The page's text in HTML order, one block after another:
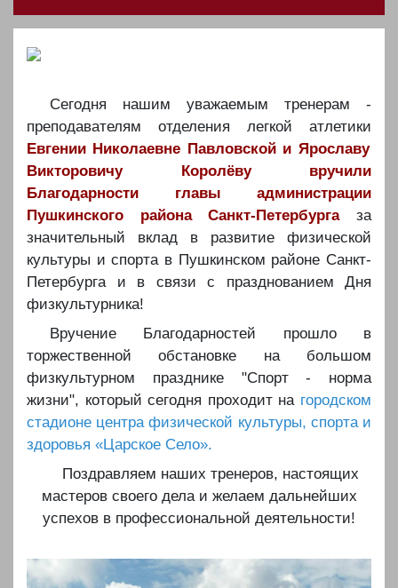
Сегодня нашим уважаемым тренерам -
преподавателям отделения легкой атлетики
Евгении Николаевне Павловской и Ярославу
Викторовичу Королёву вручили
Благодарности главы администрации
Пушкинского района Санкт-Петербурга за
значительный вклад в развитие физической
культуры и спорта в Пушкинском районе Санкт-
Петербурга и в связи с празднованием Дня
физкультурника!
Вручение Благодарностей прошло в
торжественной обстановке на большом
физкультурном празднике "Спорт - норма
жизни", который сегодня проходит на городском
стадионе центра физической культуры, спорта и
здоровья «Царское Село».
Поздравляем наших тренеров, настоящих
мастеров своего дела и желаем дальнейших
успехов в профессиональной деятельности!